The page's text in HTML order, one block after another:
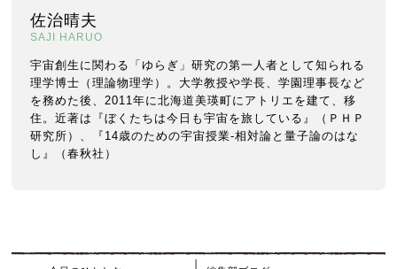
佐治晴夫
SAJI HARUO
宇宙創生に関わる「ゆらぎ」研究の第一人者として知られる
理学博士（理論物理学）。大学教授や学長、学園理事長など
を務めた後、2011年に北海道美瑛町にアトリエを建て、移
住。近著は『ぼくたちは今日も宇宙を旅している』（ＰＨＰ
研究所）、『14歳のための宇宙授業-相対論と量子論のはな
し』（春秋社）